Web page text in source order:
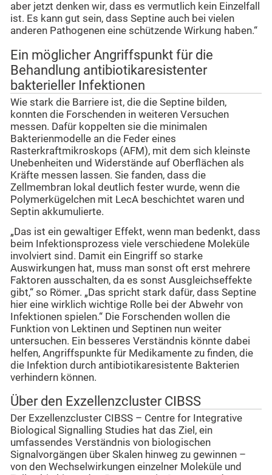
aber jetzt denken wir, dass es vermutlich kein Einzelfall
ist. Es kann gut sein, dass Septine auch bei vielen
anderen Pathogenen eine schützende Wirkung haben.“
Ein möglicher Angriffspunkt für die
Behandlung antibiotikaresistenter
bakterieller Infektionen
Wie stark die Barriere ist, die die Septine bilden,
konnten die Forschenden in weiteren Versuchen
messen. Dafür koppelten sie die minimalen
Bakterienmodelle an die Feder eines
Rasterkraftmikroskops (AFM), mit dem sich kleinste
Unebenheiten und Widerstände auf Oberflächen als
Kräfte messen lassen. Sie fanden, dass die
Zellmembran lokal deutlich fester wurde, wenn die
Polymerkügelchen mit LecA beschichtet waren und
Septin akkumulierte.
„Das ist ein gewaltiger Effekt, wenn man bedenkt, dass
beim Infektionsprozess viele verschiedene Moleküle
involviert sind. Damit ein Eingriff so starke
Auswirkungen hat, muss man sonst oft erst mehrere
Faktoren ausschalten, da es sonst Ausgleichseffekte
gibt,“ so Römer. „Das spricht stark dafür, dass Septine
hier eine wirklich wichtige Rolle bei der Abwehr von
Infektionen spielen.“ Die Forschenden wollen die
Funktion von Lektinen und Septinen nun weiter
untersuchen. Ein besseres Verständnis könnte dabei
helfen, Angriffspunkte für Medikamente zu finden, die
die Infektion durch antibiotikaresistente Bakterien
verhindern können.
Über den Exzellenzcluster CIBSS
Der Exzellenzcluster CIBSS – Centre for Integrative
Biological Signalling Studies hat das Ziel, ein
umfassendes Verständnis von biologischen
Signalvorgängen über Skalen hinweg zu gewinnen –
von den Wechselwirkungen einzelner Moleküle und